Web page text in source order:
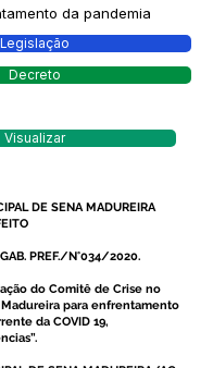
da pandemia
Legislação
Decreto
Visualizar
DE SENA MADUREIRA
PREF./N°034/2020.
do Comitê de Crise no
para enfrentamento
da COVID 19,